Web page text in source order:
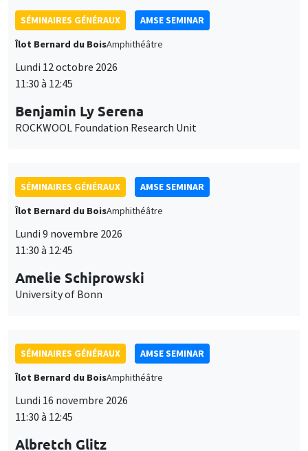
SÉMINAIRES GÉNÉRAUX
AMSE SEMINAR
Îlot Bernard du BoisAmphithéâtre
Lundi 12 octobre 2026
11:30 à 12:45
Benjamin Ly Serena
ROCKWOOL Foundation Research Unit
SÉMINAIRES GÉNÉRAUX
AMSE SEMINAR
Îlot Bernard du BoisAmphithéâtre
Lundi 9 novembre 2026
11:30 à 12:45
Amelie Schiprowski
University of Bonn
SÉMINAIRES GÉNÉRAUX
AMSE SEMINAR
Îlot Bernard du BoisAmphithéâtre
Lundi 16 novembre 2026
11:30 à 12:45
Albretch Glitz